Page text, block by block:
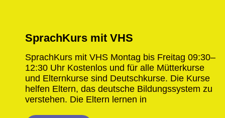
SprachKurs mit VHS
SprachKurs mit VHS Montag bis Freitag 09:30–
12:30 Uhr Kostenlos und für alle​ Mütterkurse
und Elternkurse sind Deutschkurse. Die Kurse
helfen Eltern, das deutsche Bildungssystem zu
verstehen. Die Eltern lernen in